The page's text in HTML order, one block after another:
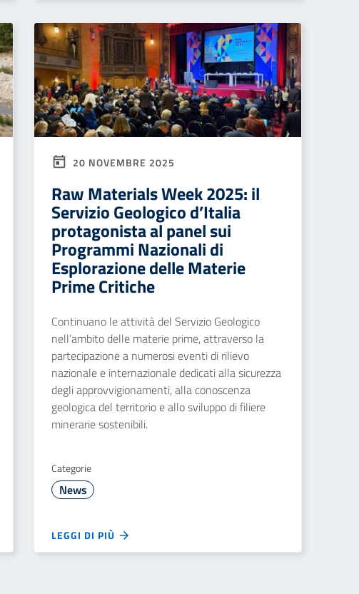
20 NOVEMBRE 2025
Raw Materials Week 2025: il
Servizio Geologico d’Italia
protagonista al panel sui
Programmi Nazionali di
Esplorazione delle Materie
Prime Critiche
Continuano le attività del Servizio Geologico
nell’ambito delle materie prime, attraverso la
partecipazione a numerosi eventi di rilievo
nazionale e internazionale dedicati alla sicurezza
degli approvvigionamenti, alla conoscenza
geologica del territorio e allo sviluppo di filiere
minerarie sostenibili.
Categorie
News
LEGGI DI PIÙ